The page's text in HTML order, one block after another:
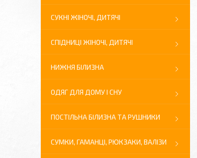
СУКНІ ЖІНОЧІ, ДИТЯЧІ
СПІДНИЦІ ЖІНОЧІ, ДИТЯЧІ
НИЖНЯ БІЛИЗНА
ОДЯГ ДЛЯ ДОМУ І СНУ
ПОСТІЛЬНА БІЛИЗНА ТА РУШНИКИ
СУМКИ, ГАМАНЦІ, РЮКЗАКИ, ВАЛІЗИ